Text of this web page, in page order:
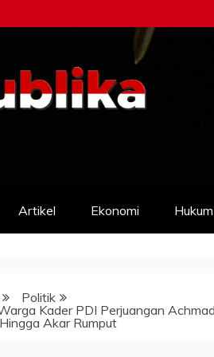
Artikel Ekonomi Hukum
Politik
Kader PDI Perjuangan
Akar Rumput